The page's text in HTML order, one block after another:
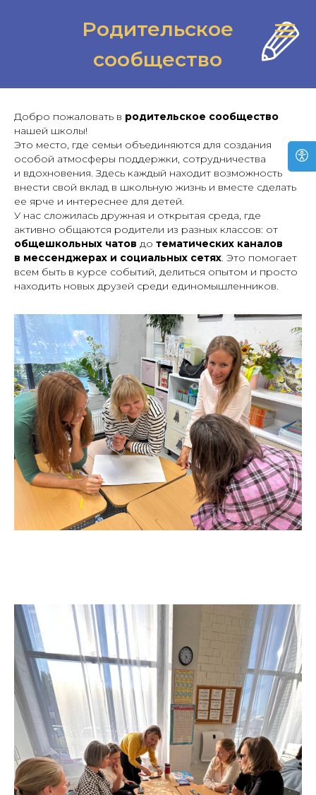
Родительское
сообщество
Добро пожаловать в родительское сообщество
нашей школы!
Это место, где семьи объединяются для создания
особой атмосферы поддержки, сотрудничества
и вдохновения. Здесь каждый находит возможность
внести свой вклад в школьную жизнь и вместе сделать
ее ярче и интереснее для детей.
У нас сложилась дружная и открытая среда, где
активно общаются родители из разных классов: от
общешкольных чатов до тематических каналов
в мессенджерах и социальных сетях. Это помогает
всем быть в курсе событий, делиться опытом и просто
находить новых друзей среди единомышленников.